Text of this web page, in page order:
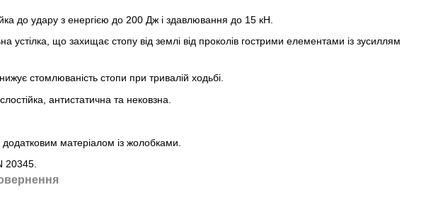
до удару з енергією до 200 Дж і здавлювання до 15 кН.
устілка, що захищає стопу від землі від проколів гострими елементами із зусиллям
стомлюваність стопи при тривалій ходьбі.
антистатична та нековзна.
матеріалом із жолобками.
20345.